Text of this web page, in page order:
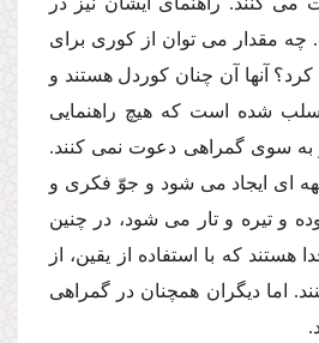
مقدار مى توان از كورى براى
كرد؟ آنها آن چنان كوردل هستند و
سلب شده است كه هیچ راهنمایى
به سوى گمراهى دعوت نمى كنند.
اى ایجاد مى شود و جوّ فكرى و
و تیره و تار مى شود، در چنین
هستند كه با استفاده از یقین، از
اما دیگران همچنان در گمراهى